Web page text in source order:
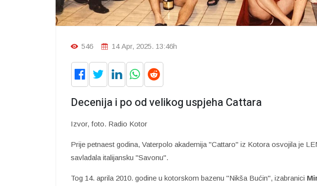
546 14 Apr, 2025. 13:46h
Decenija i po od velikog uspjeha Cattara
Izvor, foto. Radio Kotor
Prije petnaest godina, Vaterpolo akademija "Cattaro" iz Kotora osvojila je
savladala italijansku "Savonu".
Tog 14. aprila 2010. godine u kotorskom bazenu "Nikša Bućin", izabranici